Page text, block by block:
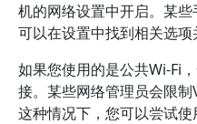
机的网络设置中开启。某
可以在设置中找到相关选项
如果您使用的是公共Wi-Fi
接。某些网络管理员会限
这种情况下，您可以尝试